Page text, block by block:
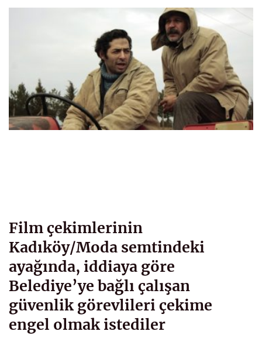
Film çekimlerinin
Kadıköy/Moda semtindeki
ayağında, iddiaya göre
Belediye’ye bağlı çalışan
güvenlik görevlileri çekime
engel olmak istediler